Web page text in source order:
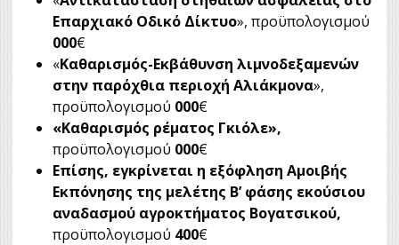
Επαρχιακό Οδικό Δίκτυο», προϋπολογισμού
000€
«Καθαρισμός-Εκβάθυνση λιμνοδεξαμενών
στην παρόχθια περιοχή Αλιάκμονα»,
προϋπολογισμού 000€
«Καθαρισμός ρέματος Γκιόλε»,
προϋπολογισμού 000€
Επίσης, εγκρίνεται η εξόφληση Αμοιβής
Εκπόνησης της μελέτης Β’ φάσης εκούσιου
αναδασμού αγροκτήματος Βογατσικού,
προϋπολογισμού 400€